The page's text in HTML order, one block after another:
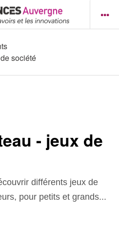
société
- jeux de
différents jeux de
pour petits et grands...